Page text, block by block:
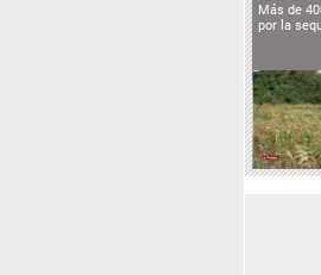
Más de
por la